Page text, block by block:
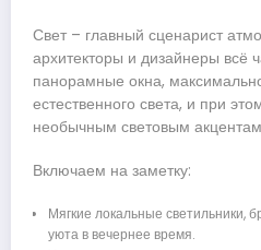
Свет – главный сценарист
архитекторы и дизайнеры всё
панорамные окна,
естественного света, и при
необычным световым
Включаем на заметку:
Мягкие локальные светильники,
уюта в вечернее время.